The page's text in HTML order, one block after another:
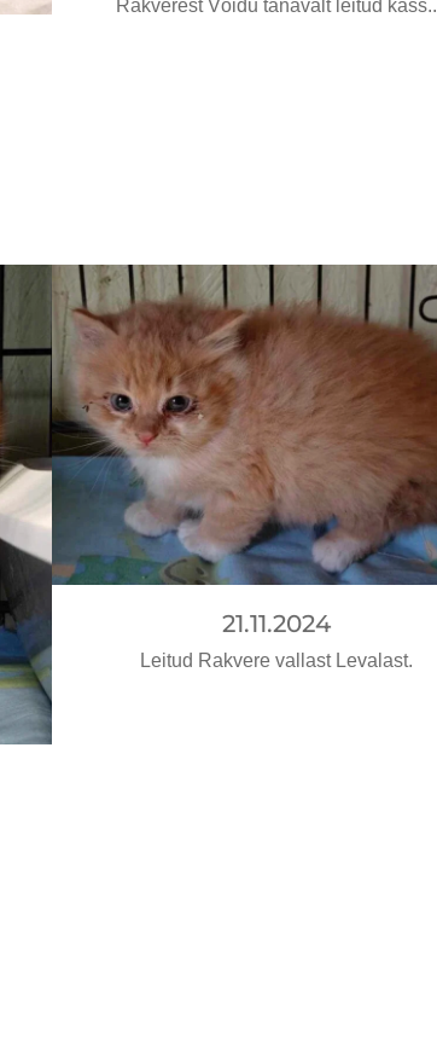
Rakverest Võidu tänavalt leitud kass..
21.11.2024
Leitud Rakvere vallast Levalast.